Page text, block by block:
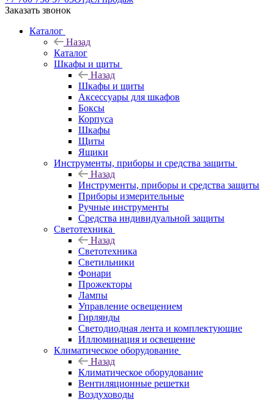
Заказать звонок
Каталог
Назад
Каталог
Шкафы и щиты
Назад
Шкафы и щиты
Аксессуары для шкафов
Боксы
Корпуса
Шкафы
Щиты
Ящики
Инструменты, приборы и средства защиты
Назад
Инструменты, приборы и средства защиты
Приборы измерительные
Ручные инструменты
Средства индивидуальной защиты
Светотехника
Назад
Светотехника
Светильники
Фонари
Прожекторы
Лампы
Управление освещением
Гирлянды
Светодиодная лента и комплектующие
Иллюминация и освещение
Климатическое оборудование
Назад
Климатическое оборудование
Вентиляционные решетки
Воздуховоды